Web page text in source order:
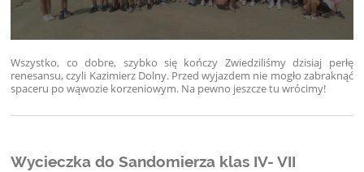
Wszystko, co dobre, szybko się kończy Zwiedziliśmy dzisiaj perłę
renesansu, czyli Kazimierz Dolny. Przed wyjazdem nie mogło zabraknąć
spaceru po wąwozie korzeniowym. Na pewno jeszcze tu wrócimy!
Wycieczka do Sandomierza klas IV- VII